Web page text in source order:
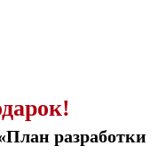
разработки